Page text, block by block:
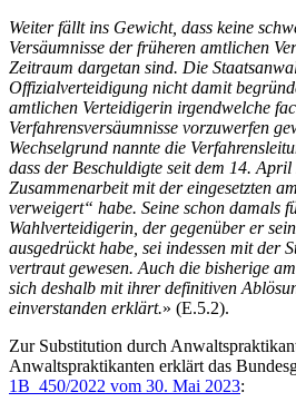
Weiter fällt ins Gewicht, dass keine
Versäumnisse der früheren amtlichen
Zeitraum dargetan sind. Die
Offizialverteidigung nicht damit
amtlichen Verteidigerin irgendwelche
Verfahrensversäumnisse vorzuwerfen
Wechselgrund nannte die
dass der Beschuldigte seit dem 14.
Zusammenarbeit mit der eingesetzten
verweigert“ habe. Seine schon damals
Wahlverteidigerin, der gegenüber er
ausgedrückt habe, sei indessen mit der
vertraut gewesen. Auch die bisherige
sich deshalb mit ihrer definitiven
einverstanden erklärt.» (E.5.2).
Zur Substitution durch
Anwaltspraktikanten erklärt das
1B_450/2022 vom 30. Mai 2023: